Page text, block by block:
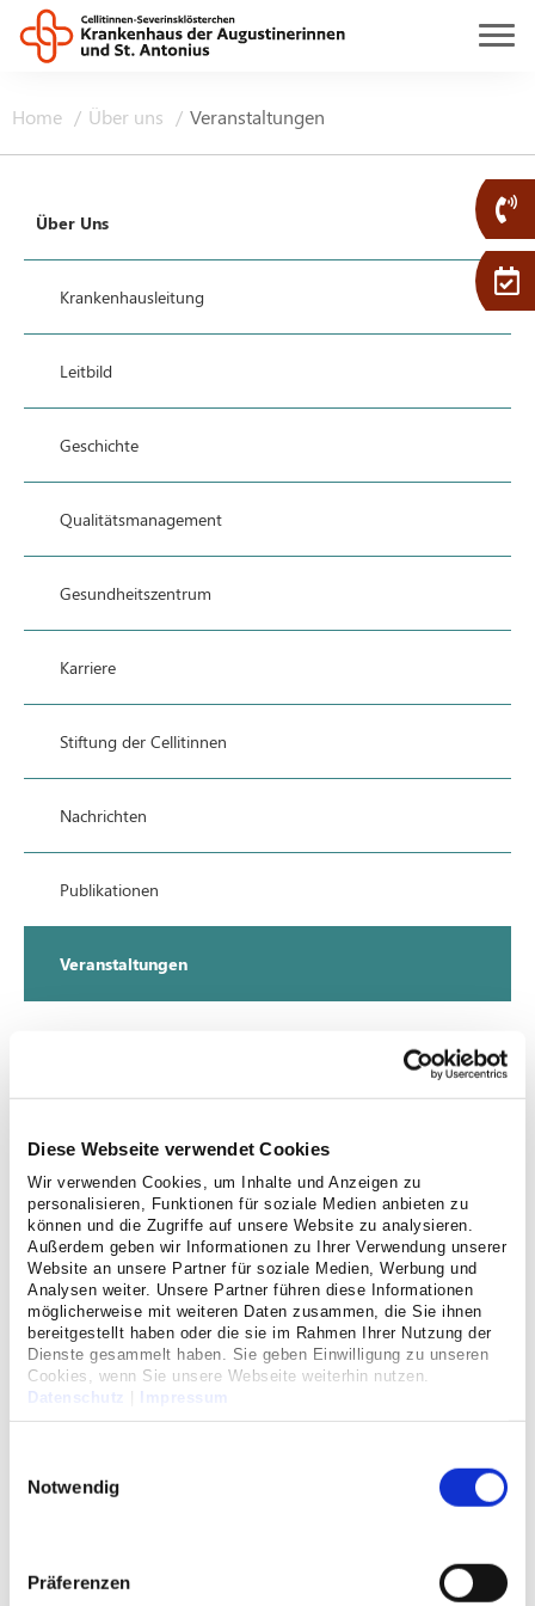
Diese Webseite verwendet Cookies
Wir verwenden Cookies, um Inhalte und Anzeigen zu
personalisieren, Funktionen für soziale Medien anbieten zu
können und die Zugriffe auf unsere Website zu analysieren.
Außerdem geben wir Informationen zu Ihrer Verwendung unserer
Website an unsere Partner für soziale Medien, Werbung und
Analysen weiter. Unsere Partner führen diese Informationen
möglicherweise mit weiteren Daten zusammen, die Sie ihnen
bereitgestellt haben oder die sie im Rahmen Ihrer Nutzung der
Dienste gesammelt haben. Sie geben Einwilligung zu unseren
Cookies, wenn Sie unsere Webseite weiterhin nutzen.
Datenschutz
Impressum
Notwendig
Präferenzen
Home Über uns Veranstaltungen
Über Uns
Krankenhausleitung
Leitbild
Geschichte
Qualitätsmanagement
Gesundheitszentrum
Karriere
Stiftung der Cellitinnen
Nachrichten
Publikationen
Veranstaltungen
Anfahrt
Kontakt
Datenschutz
Cellitinnen-Krankenhaus St.
Für Patienten, medizinisches Fachpersonal